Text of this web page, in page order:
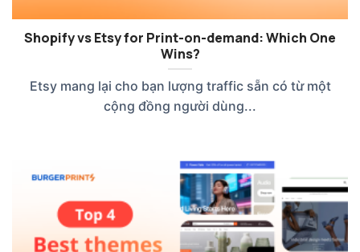
Shopify vs Etsy for Print-on-demand: Which One
Wins?
Etsy mang lại cho bạn lượng traffic sẵn có từ một
cộng đồng người dùng...